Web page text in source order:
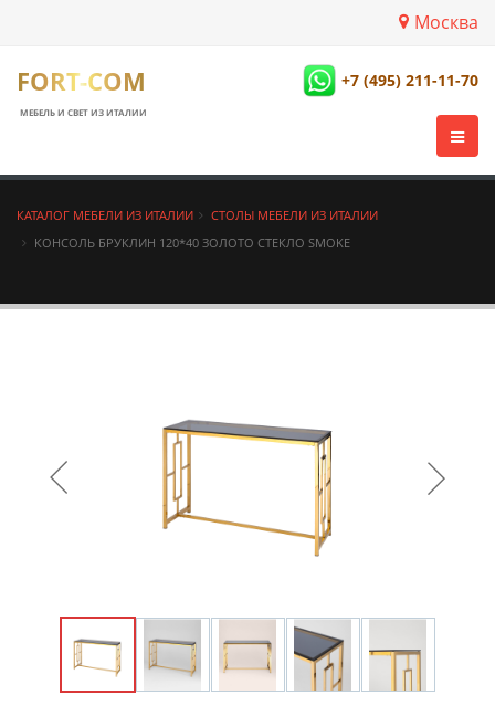
Москва
FORT-COM
МЕБЕЛЬ И СВЕТ ИЗ ИТАЛИИ
+7 (495) 211-11-70
КАТАЛОГ МЕБЕЛИ ИЗ ИТАЛИИ
СТОЛЫ МЕБЕЛИ ИЗ ИТАЛИИ
КОНСОЛЬ БРУКЛИН 120*40 ЗОЛОТО СТЕКЛО SMOKE